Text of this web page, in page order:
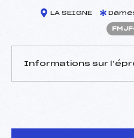
LA SEIGNE
Informations sur